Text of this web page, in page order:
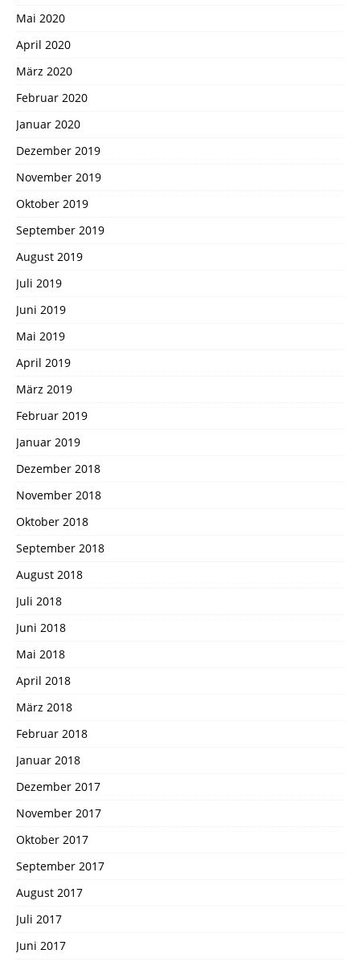
Mai 2020
April 2020
März 2020
Februar 2020
Januar 2020
Dezember 2019
November 2019
Oktober 2019
September 2019
August 2019
Juli 2019
Juni 2019
Mai 2019
April 2019
März 2019
Februar 2019
Januar 2019
Dezember 2018
November 2018
Oktober 2018
September 2018
August 2018
Juli 2018
Juni 2018
Mai 2018
April 2018
März 2018
Februar 2018
Januar 2018
Dezember 2017
November 2017
Oktober 2017
September 2017
August 2017
Juli 2017
Juni 2017